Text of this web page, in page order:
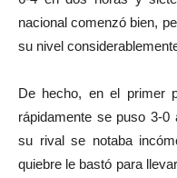
nacional comenzó bien,
su nivel
De hecho, en el primer
rápidamente se puso 3-
su rival se notaba
quiebre le bastó para